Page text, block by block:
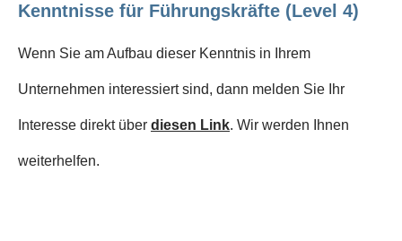
Kenntnisse für Führungskräfte (Level 4)
Wenn Sie am Aufbau dieser Kenntnis in Ihrem
Unternehmen interessiert sind, dann melden Sie Ihr
Interesse direkt über diesen Link. Wir werden Ihnen
weiterhelfen.